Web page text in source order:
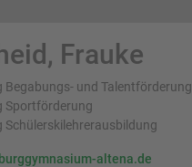
Frauke
Begabungs- und Talentförderung
Sportförderung
Schülerskilehrerausbildung
altena.de